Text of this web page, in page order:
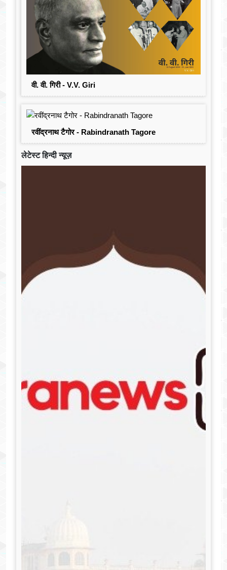
वी. वी. गिरी - V.V. Giri
रवींद्रनाथ टैगोर - Rabindranath Tagore
लेटेस्ट हिन्दी न्यूज़